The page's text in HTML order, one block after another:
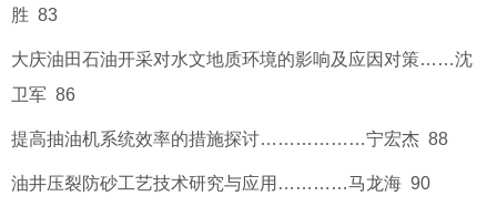
胜 83
大庆油田石油开采对水文地质环境的影响及应因对策……沈
卫军 86
提高抽油机系统效率的措施探讨………………宁宏杰 88
油井压裂防砂工艺技术研究与应用…………马龙海 90